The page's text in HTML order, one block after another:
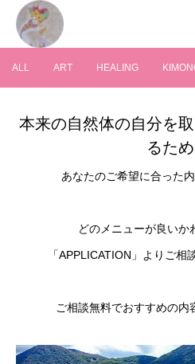
ヴォイスヒーリング
ALL ART HEALING
本来の自然体の自分を
るた
あなたのご希望に合った
どのメニューが良いか
「APPLICATION」よりご相
ご相談無料でおすすめの内